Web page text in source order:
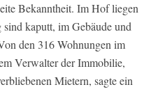
Bekanntheit. Im Hof liegen
kaputt, im Gebäude und
den 316 Wohnungen im
Verwalter der Immobilie,
Mietern, sagte ein